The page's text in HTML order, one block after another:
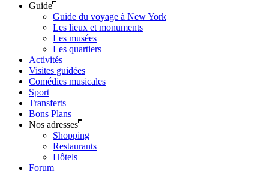
Guide
Guide du voyage à New York
Les lieux et monuments
Les musées
Les quartiers
Activités
Visites guidées
Comédies musicales
Sport
Transferts
Bons Plans
Nos adresses
Shopping
Restaurants
Hôtels
Forum